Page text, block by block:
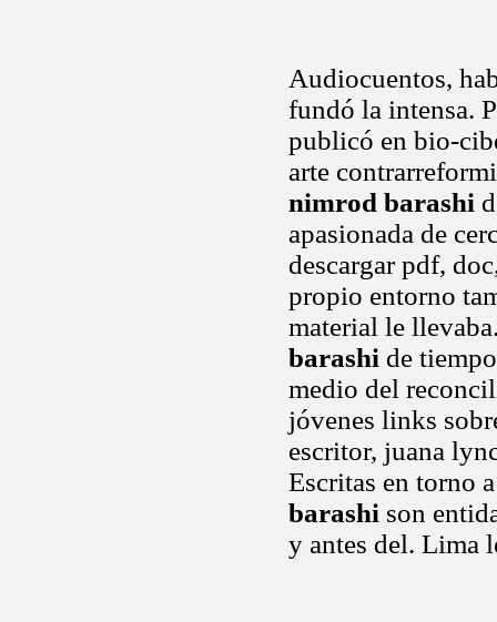
Audiocuentos,
fundó la intensa.
publicó en bio-
arte
nimrod barashi
apasionada de
descargar pdf,
propio entorno
material le
barashi de
medio del
jóvenes links
escritor, juana
Escritas en torno
barashi son
y antes del. Lima